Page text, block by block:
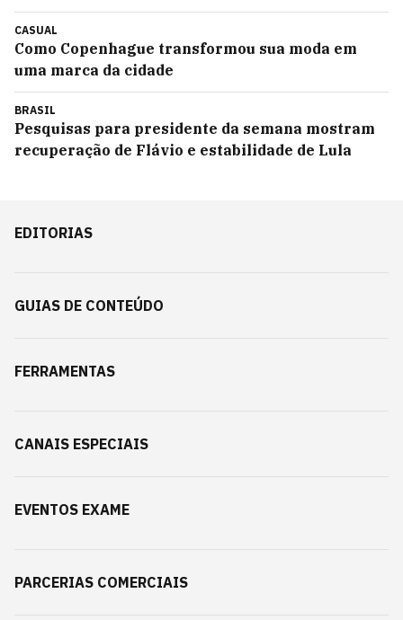
CASUAL
Como Copenhague transformou sua moda em
uma marca da cidade
BRASIL
Pesquisas para presidente da semana mostram
recuperação de Flávio e estabilidade de Lula
EDITORIAS
GUIAS DE CONTEÚDO
FERRAMENTAS
CANAIS ESPECIAIS
EVENTOS EXAME
PARCERIAS COMERCIAIS